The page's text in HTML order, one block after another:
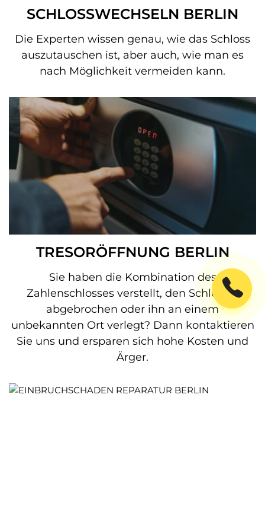
SCHLOSSWECHSELN BERLIN
Die Experten wissen genau, wie das Schloss
auszutauschen ist, aber auch, wie man es
nach Möglichkeit vermeiden kann.
TRESORÖFFNUNG BERLIN
Sie haben die Kombination des
Zahlenschlosses verstellt, den Schlüssel
abgebrochen oder ihn an einem
unbekannten Ort verlegt? Dann kontaktieren
Sie uns und ersparen sich hohe Kosten und
Ärger.